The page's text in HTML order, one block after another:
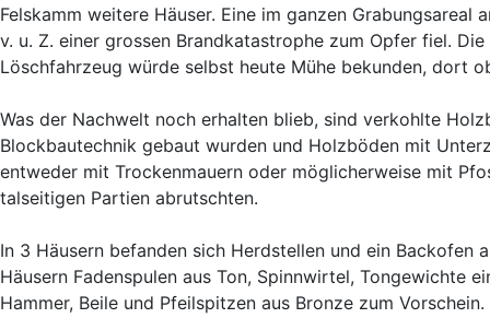
Felskamm weitere Häuser. Eine im ganzen
v. u. Z. einer grossen Brandkatastrophe zum Opfer fiel.
Löschfahrzeug würde selbst heute Mühe bekunden, dort
Was der Nachwelt noch erhalten blieb, sind verkohlte
Blockbautechnik gebaut wurden und Holzböden mit
entweder mit Trockenmauern oder möglicherweise mit
talseitigen Partien abrutschten.
In 3 Häusern befanden sich Herdstellen und ein Backofen
Häusern Fadenspulen aus Ton, Spinnwirtel, Tongewichte
Hammer, Beile und Pfeilspitzen aus Bronze zum